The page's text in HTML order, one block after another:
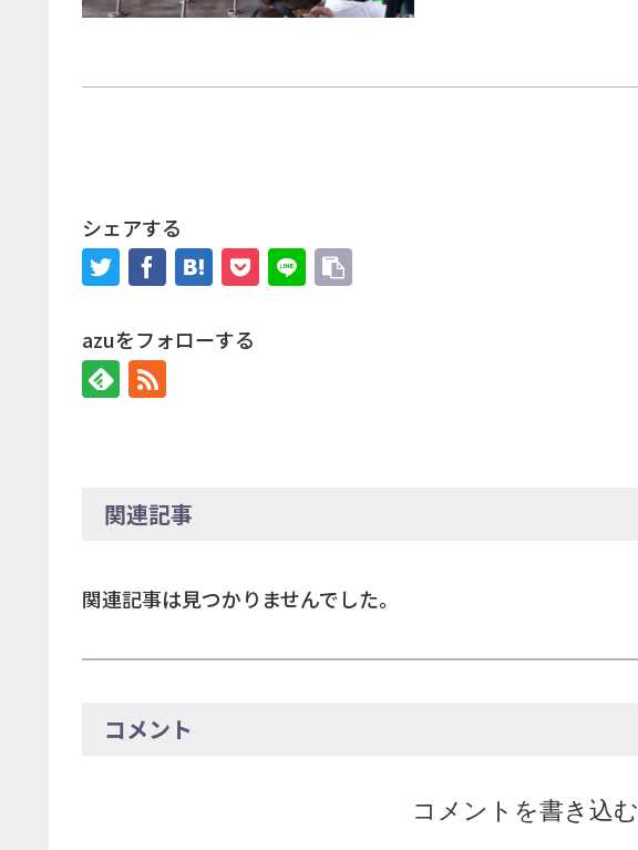
シェアする
azuをフォローする
関連記事
関連記事は見つかりませんでした。
コメント
コメントを書き込む